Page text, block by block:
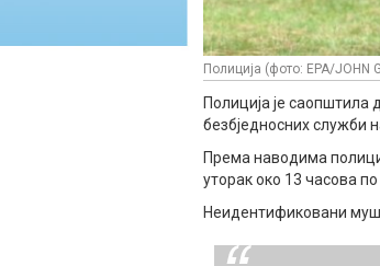
Полиција (фото: EPA/JOHN
Полиција је саопштила
безбједносних служби
Према наводима
уторак око 13 часова
Неидентификовани